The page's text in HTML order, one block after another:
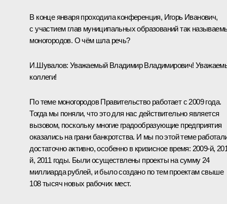
В конце января проходила конференция, Игорь Иванович,
с участием глав муниципальных образований так
моногородов. О чём шла речь?
И.Шувалов: Уважаемый Владимир Владимирович!
коллеги!
По теме моногородов Правительство работает с 2009 года.
Тогда мы поняли, что это для нас действительно является
вызовом, поскольку многие градообразующие предприятия
оказались на грани банкротства. И мы по этой теме
достаточно активно, особенно в кризисное время: 2009-й,
й, 2011 годы. Были осуществлены проекты на сумму 24
миллиарда рублей, и было создано по тем проектам свыше
108 тысяч новых рабочих мест.